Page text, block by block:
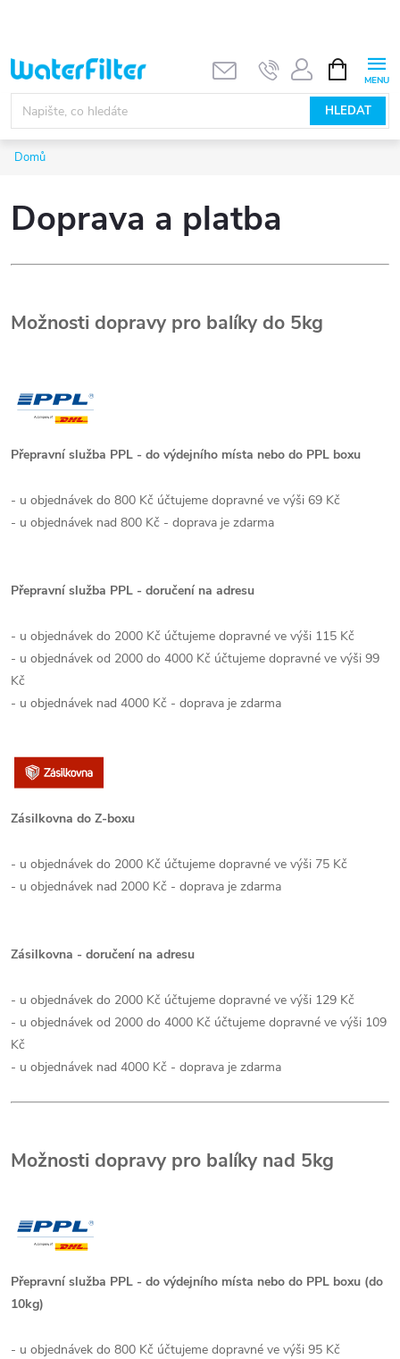
obsah
HLEDAT
NÁKUPNÍ
KOŠÍK
Domů
Doprava a platba
Možnosti dopravy pro balíky do 5kg
Přepravní služba PPL - do výdejního místa nebo do PPL boxu
- u objednávek do 800 Kč účtujeme dopravné ve výši 69 Kč
- u objednávek nad 800 Kč - doprava je zdarma
Přepravní služba PPL - doručení na adresu
- u objednávek do 2000 Kč účtujeme dopravné ve výši 115 Kč
- u objednávek od 2000 do 4000 Kč účtujeme dopravné ve výši 99
Kč
- u objednávek nad 4000 Kč - doprava je zdarma
Zásilkovna do Z-boxu
- u objednávek do 2000 Kč účtujeme dopravné ve výši 75 Kč
- u objednávek nad 2000 Kč - doprava je zdarma
Zásilkovna - doručení na adresu
- u objednávek do 2000 Kč účtujeme dopravné ve výši 129 Kč
- u objednávek od 2000 do 4000 Kč účtujeme dopravné ve výši 109
Kč
- u objednávek nad 4000 Kč - doprava je zdarma
Možnosti dopravy pro balíky nad 5kg
Přepravní služba PPL - do výdejního místa nebo do PPL boxu (do
10kg)
- u objednávek do 800 Kč účtujeme dopravné ve výši 95 Kč